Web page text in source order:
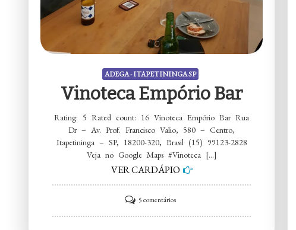
ADEGA - ITAPETININGA SP
Vinoteca Empório Bar
Rating: 5 Rated count: 16 Vinoteca Empório Bar Rua
Dr – Av. Prof. Francisco Valio, 580 – Centro,
Itapetininga – SP, 18200-320, Brasil (15) 99123-2828
Veja no Google Maps #Vinoteca […]
VER CARDÁPIO
5 comentáriosem
Vinoteca